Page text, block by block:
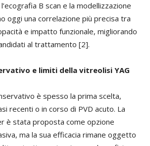
B scan e la modellizzazione
oggi una correlazione più precisa tra
e impatto funzionale, migliorando
al trattamento [2].
e limiti della vitreolisi YAG
è spesso la prima scelta,
recenti o in corso di PVD acuto. La
è stata proposta come opzione
ma la sua efficacia rimane oggetto